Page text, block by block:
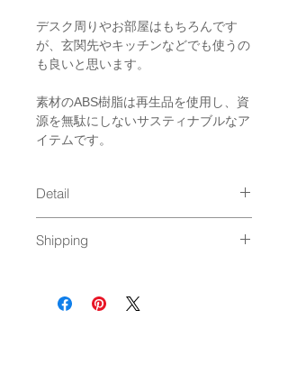
デスク周りやお部屋はもちろんです
が、玄関先やキッチンなどでも使うの
も良いと思います。
素材のABS樹脂は再生品を使用し、資
源を無駄にしないサスティナブルなア
イテムです。
Detail
material : 再生プラスチック（再生
Made in Japan
Shipping